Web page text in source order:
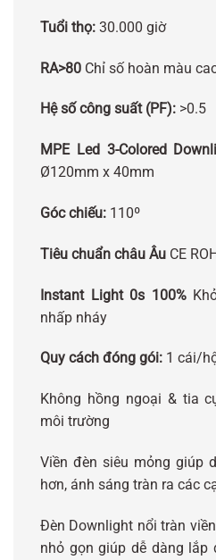
Tuổi thọ: 30.000 giờ
RA>80 Chỉ số hoàn màu
Hệ số công suất (PF): >0.5
MPE Led 3-Colored
Ø120mm x 40mm
Góc chiếu: 110º
Tiêu chuẩn châu Âu CE
Instant Light 0s 100%
nhấp nháy
Quy cách đóng gói: 1 cái/
Không hồng ngoại & tia
môi trường
Viền đèn siêu mỏng giúp
hơn, ánh sáng tràn ra các
Đèn Downlight nổi tràn
nhỏ gọn giúp dễ dàng lắp